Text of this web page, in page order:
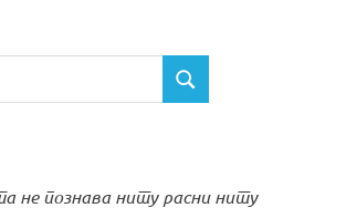
SEARCH
не познава ниту расни ниту